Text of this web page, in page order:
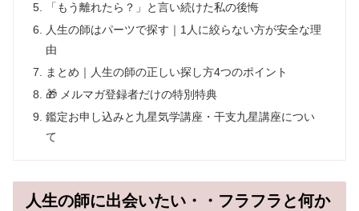
「もう離れたら？」と言い続けた私の後悔
人生の師はパーツで探す｜1人に絞らない方が安全な理
由
まとめ｜人生の師の正しい探し方4つのポイント
🎁 メルマガ登録者だけの特別特典
鑑定お申し込みと九星気学講座・干支九星講座につい
て
人生の師に出会いたい・・フラフラと何か